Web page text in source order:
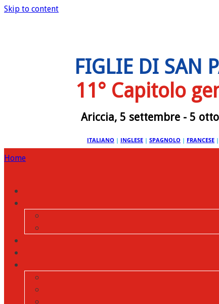
Skip to content
FIGLIE DI SAN
11° Capitolo
Ariccia, 5 settembre - 5
ITALIANO | INGLESE | SPAGNOLO | FRANCESE |
Home